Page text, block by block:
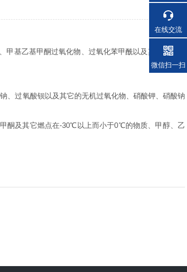
基乙基甲酮过氧化物、过氧化苯甲酰以及其它有机过
、过氧酸钡以及其它的无机过氧化物、硝酸钾、硝酸钠
酮及其它燃点在-30℃以上而小于0℃的物质、甲醇、乙
在线交流
微信扫一扫